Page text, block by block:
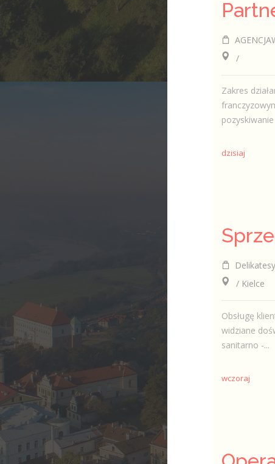
/
Zakres
dzisiaj
/ Kielce
Obsługę
widziane
sanitarno -...
wczoraj